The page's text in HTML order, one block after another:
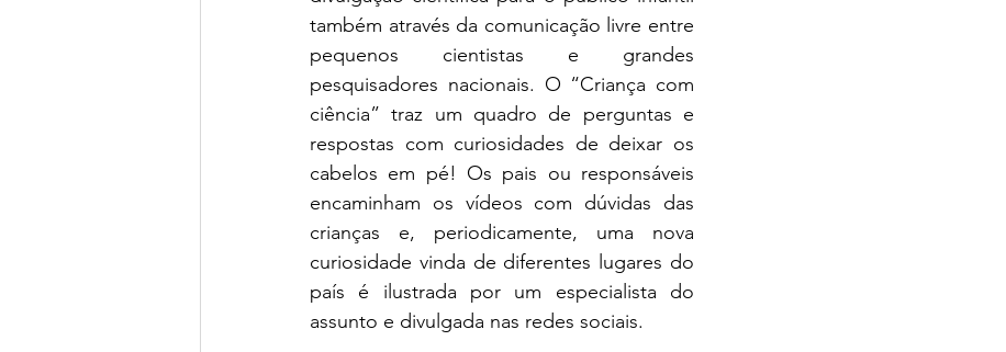
também através da comunicação livre entre
pequenos cientistas e grandes
pesquisadores nacionais. O “Criança com
ciência” traz um quadro de perguntas e
respostas com curiosidades de deixar os
cabelos em pé! Os pais ou responsáveis
encaminham os vídeos com dúvidas das
crianças e, periodicamente, uma nova
curiosidade vinda de diferentes lugares do
país é ilustrada por um especialista do
assunto e divulgada nas redes sociais.